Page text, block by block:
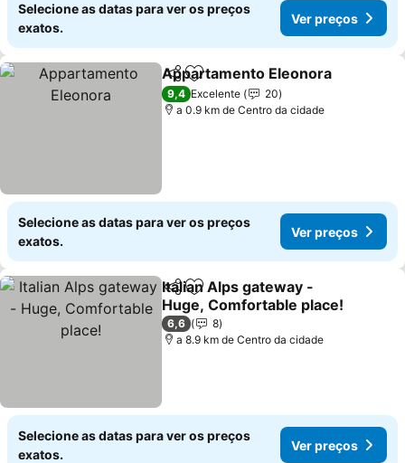
Selecione as datas para ver os preços
exatos.
Ver preços
PartilharAdicionar aos favoritos
Appartamento Eleonora
9,4 Excelente
20
a 0.9 km de Centro da cidade
Selecione as datas para ver os preços
exatos.
Ver preços
PartilharAdicionar aos favoritos
Italian Alps gateway -
Huge, Comfortable place!
Ver preços
6,6
8
a 8.9 km de Centro da cidade
Selecione as datas para ver os preços
exatos.
Ver preços